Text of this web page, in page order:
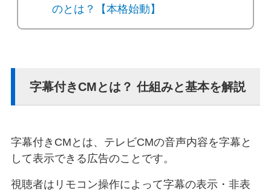
のとは？【本格始動】
字幕付きCMとは？ 仕組みと基本を解説
字幕付きCMとは、テレビCMの音声内容を字幕と
して表示できる広告のことです。
視聴者はリモコン操作によって字幕の表示・非表